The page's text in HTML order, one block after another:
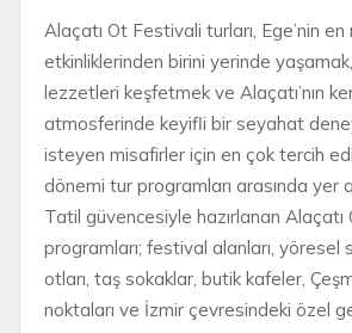
Alaçatı Ot Festivali turları, Ege’nin en
etkinliklerinden birini yerinde
lezzetleri keşfetmek ve Alaçatı’nın
atmosferinde keyifli bir seyahat
isteyen misafirler için en çok tercih
dönemi tur programları arasında yer
Tatil güvencesiyle hazırlanan
programları; festival alanları, yöresel
otları, taş sokaklar, butik kafeler,
noktaları ve İzmir çevresindeki özel